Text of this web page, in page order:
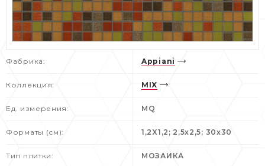
Фабрика: Appiani
Коллекция: MIX
Ед. измерения: MQ
Форматы (см): 1,2X1,2; 2,5x2,5; 30x30
Тип плитки: МОЗАИКА